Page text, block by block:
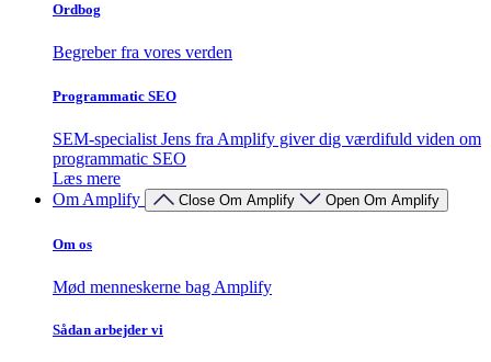
Ordbog
Begreber fra vores verden
Programmatic SEO
SEM-specialist Jens fra Amplify giver dig værdifuld viden om
programmatic SEO
Læs mere
Om Amplify
Close Om Amplify Open Om Amplify
Om os
Mød menneskerne bag Amplify
Sådan arbejder vi